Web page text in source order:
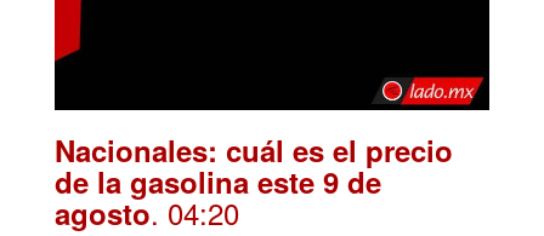
Nacionales: cuál es el precio
de la gasolina este 9 de
agosto. 04:20